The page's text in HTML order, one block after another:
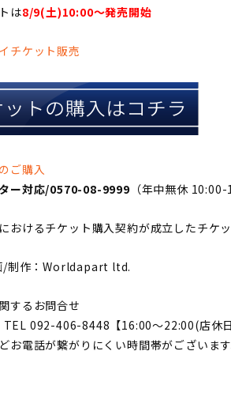
は8/9(土)10:00〜発売開始
チケット販売
ご購入
ー対応/0570-08-9999 （年中無休 10:00-
おけるチケット購入契約が成立したチケ
/制作：Worldapart ltd.
するお問合せ
092-406-8448【16:00〜22:00(店休日
お電話が繋がりにくい時間帯がございま